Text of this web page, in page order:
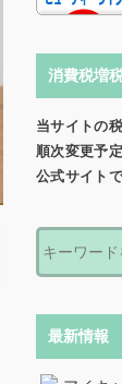
消費税増
当サイトの
順次変更予
公式サイト
最新情報